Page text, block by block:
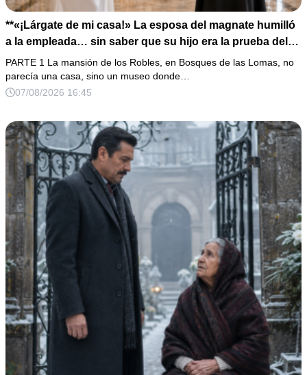
**«¡Lárgate de mi casa!» La esposa del magnate humilló
a la empleada… sin saber que su hijo era la prueba del
secreto que todos habían enterrado*
PARTE 1 La mansión de los Robles, en Bosques de las Lomas, no
parecía una casa, sino un museo donde…
07/08/2026 16:45